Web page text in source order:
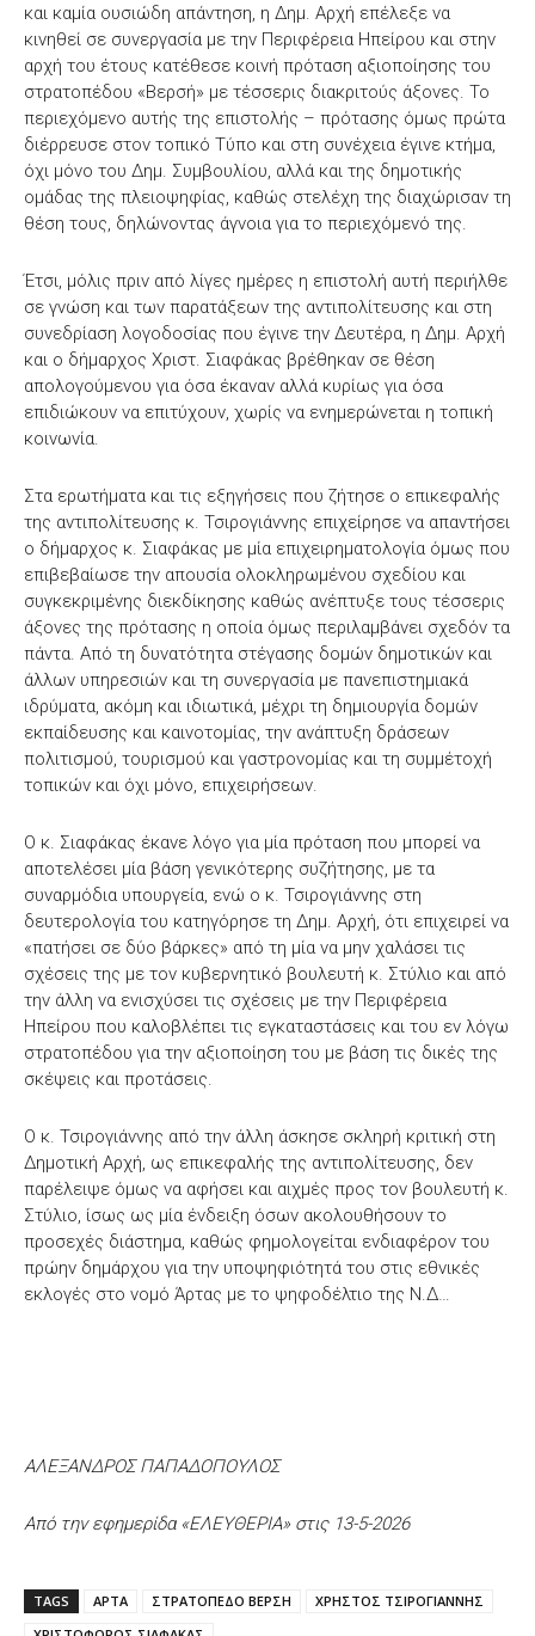
και καμία ουσιώδη απάντηση, η Δημ. Αρχή επέλεξε να
κινηθεί σε συνεργασία με την Περιφέρεια Ηπείρου και στην
αρχή του έτους κατέθεσε κοινή πρόταση αξιοποίησης του
στρατοπέδου «Βερσή» με τέσσερις διακριτούς άξονες. Το
περιεχόμενο αυτής της επιστολής – πρότασης όμως πρώτα
διέρρευσε στον τοπικό Τύπο και στη συνέχεια έγινε κτήμα,
όχι μόνο του Δημ. Συμβουλίου, αλλά και της δημοτικής
ομάδας της πλειοψηφίας, καθώς στελέχη της διαχώρισαν τη
θέση τους, δηλώνοντας άγνοια για το περιεχόμενό της.
Έτσι, μόλις πριν από λίγες ημέρες η επιστολή αυτή περιήλθε
σε γνώση και των παρατάξεων της αντιπολίτευσης και στη
συνεδρίαση λογοδοσίας που έγινε την Δευτέρα, η Δημ. Αρχή
και ο δήμαρχος Χριστ. Σιαφάκας βρέθηκαν σε θέση
απολογούμενου για όσα έκαναν αλλά κυρίως για όσα
επιδιώκουν να επιτύχουν, χωρίς να ενημερώνεται η τοπική
κοινωνία.
Στα ερωτήματα και τις εξηγήσεις που ζήτησε ο επικεφαλής
της αντιπολίτευσης κ. Τσιρογιάννης επιχείρησε να απαντήσει
ο δήμαρχος κ. Σιαφάκας με μία επιχειρηματολογία όμως που
επιβεβαίωσε την απουσία ολοκληρωμένου σχεδίου και
συγκεκριμένης διεκδίκησης καθώς ανέπτυξε τους τέσσερις
άξονες της πρότασης η οποία όμως περιλαμβάνει σχεδόν τα
πάντα. Από τη δυνατότητα στέγασης δομών δημοτικών και
άλλων υπηρεσιών και τη συνεργασία με πανεπιστημιακά
ιδρύματα, ακόμη και ιδιωτικά, μέχρι τη δημιουργία δομών
εκπαίδευσης και καινοτομίας, την ανάπτυξη δράσεων
πολιτισμού, τουρισμού και γαστρονομίας και τη συμμέτοχή
τοπικών και όχι μόνο, επιχειρήσεων.
Ο κ. Σιαφάκας έκανε λόγο για μία πρόταση που μπορεί να
αποτελέσει μία βάση γενικότερης συζήτησης, με τα
συναρμόδια υπουργεία, ενώ ο κ. Τσιρογιάννης στη
δευτερολογία του κατηγόρησε τη Δημ. Αρχή, ότι επιχειρεί να
«πατήσει σε δύο βάρκες» από τη μία να μην χαλάσει τις
σχέσεις της με τον κυβερνητικό βουλευτή κ. Στύλιο και από
την άλλη να ενισχύσει τις σχέσεις με την Περιφέρεια
Ηπείρου που καλοβλέπει τις εγκαταστάσεις και του εν λόγω
στρατοπέδου για την αξιοποίηση του με βάση τις δικές της
σκέψεις και προτάσεις.
Ο κ. Τσιρογιάννης από την άλλη άσκησε σκληρή κριτική στη
Δημοτική Αρχή, ως επικεφαλής της αντιπολίτευσης, δεν
παρέλειψε όμως να αφήσει και αιχμές προς τον βουλευτή κ.
Στύλιο, ίσως ως μία ένδειξη όσων ακολουθήσουν το
προσεχές διάστημα, καθώς φημολογείται ενδιαφέρον του
πρώην δημάρχου για την υποψηφιότητά του στις εθνικές
εκλογές στο νομό Άρτας με το ψηφοδέλτιο της Ν.Δ…
ΑΛΕΞΑΝΔΡΟΣ ΠΑΠΑΔΟΠΟΥΛΟΣ
Από την εφημερίδα «ΕΛΕΥΘΕΡΙΑ» στις 13-5-2026
TAGS ΑΡΤΑ ΣΤΡΑΤΟΠΕΔΟ ΒΕΡΣΗ
ΧΡΗΣΤΟΣ ΤΣΙΡΟΓΙΑΝΝΗΣ